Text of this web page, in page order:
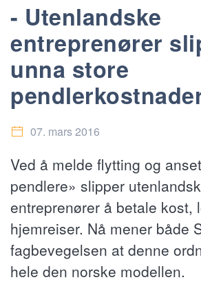
- Utenlandske
entreprenører
unna store
07. mars 2016
Ved å melde flytting og
pendlere» slipper
entreprenører å betale kost,
hjemreiser. Nå mener både
fagbevegelsen at denne
hele den norske modellen.